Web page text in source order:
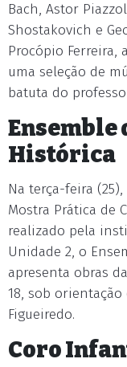
Bach, Astor
Shostakovich e
Procópio Ferreira,
uma seleção de
batuta do
Ensemble
Histórica
Na terça-feira
Mostra Prática de
realizado pela
Unidade 2, o
apresenta obras
18, sob
Figueiredo.
Coro